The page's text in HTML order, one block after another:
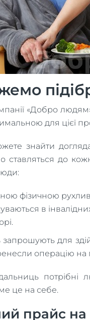
«Добро людям»
для цієї
знайти
ставляться до
фізичною
в
для
операцію на
це на себе.
прайс на